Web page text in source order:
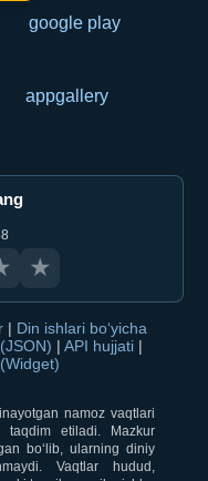
★
| Din ishlari bo‘yicha
| API hujjati |
namoz vaqtlari
taqdim etiladi. Mazkur
bo‘lib, ularning diniy
Vaqtlar hudud,